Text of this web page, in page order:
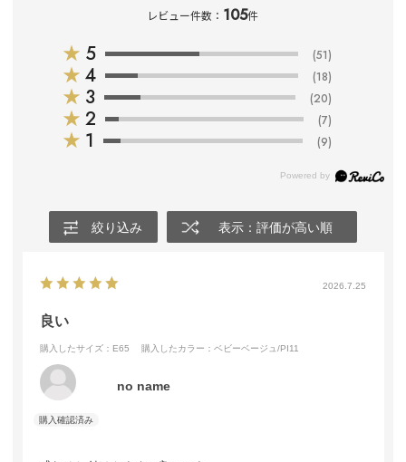
レビュー件数： 105件
★ 5 (51)
★ 4 (18)
★ 3 (20)
★ 2 (7)
★ 1 (9)
絞り込み 表示：評価が高い順
2026.7.25
良い
購入したサイズ：E65 購入したカラー：ベビーベージュ/PI11
no name